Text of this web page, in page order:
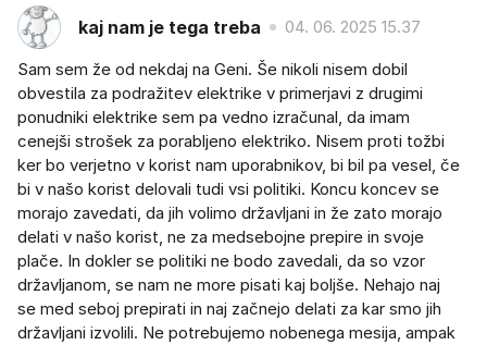
kaj nam je tega treba 04. 06. 2025 15.37
Sam sem že od nekdaj na Geni. Še nikoli nisem dobil
obvestila za podražitev elektrike v primerjavi z drugimi
ponudniki elektrike sem pa vedno izračunal, da imam
cenejši strošek za porabljeno elektriko. Nisem proti tožbi
ker bo verjetno v korist nam uporabnikov, bi bil pa vesel, če
bi v našo korist delovali tudi vsi politiki. Koncu koncev se
morajo zavedati, da jih volimo državljani in že zato morajo
delati v našo korist, ne za medsebojne prepire in svoje
plače. In dokler se politiki ne bodo zavedali, da so vzor
državljanom, se nam ne more pisati kaj boljše. Nehajo naj
se med seboj prepirati in naj začnejo delati za kar smo jih
državljani izvolili. Ne potrebujemo nobenega mesija, ampak